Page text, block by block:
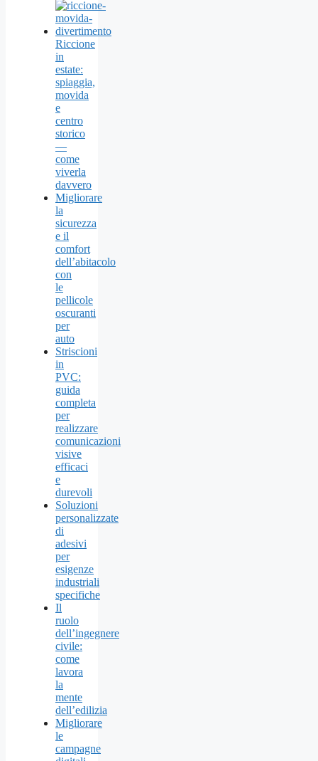
Riccione
in
estate:
spiaggia,
movida
e
centro
storico
—
come
viverla
davvero
Migliorare
la
sicurezza
e il
comfort
dell’abitacolo
con
le
pellicole
oscuranti
per
auto
Striscioni
in
PVC:
guida
completa
per
realizzare
comunicazioni
visive
efficaci
e
durevoli
Soluzioni
personalizzate
di
adesivi
per
esigenze
industriali
specifiche
Il
ruolo
dell’ingegnere
civile:
come
lavora
la
mente
dell’edilizia
Migliorare
le
campagne